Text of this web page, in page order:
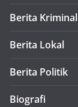
Berita Kriminal
Berita Lokal
Berita Politik
Biografi